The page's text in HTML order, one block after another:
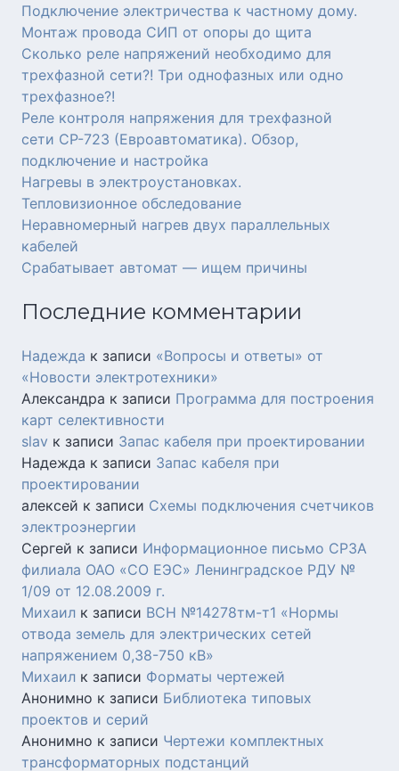
Подключение электричества к частному дому.
Монтаж провода СИП от опоры до щита
Сколько реле напряжений необходимо для
трехфазной сети?! Три однофазных или одно
трехфазное?!
Реле контроля напряжения для трехфазной
сети СР-723 (Евроавтоматика). Обзор,
подключение и настройка
Нагревы в электроустановках.
Тепловизионное обследование
Неравномерный нагрев двух параллельных
кабелей
Срабатывает автомат — ищем причины
Последние комментарии
Надежда к записи «Вопросы и ответы» от
«Новости электротехники»
Александра к записи Программа для построения
карт селективности
slav к записи Запас кабеля при проектировании
Надежда к записи Запас кабеля при
проектировании
алексей к записи Схемы подключения счетчиков
электроэнергии
Сергей к записи Информационное письмо СРЗА
филиала ОАО «СО ЕЭС» Ленинградское РДУ №
1/09 от 12.08.2009 г.
Михаил к записи ВСН №14278тм-т1 «Нормы
отвода земель для электрических сетей
напряжением 0,38-750 кВ»
Михаил к записи Форматы чертежей
Анонимно к записи Библиотека типовых
проектов и серий
Анонимно к записи Чертежи комплектных
трансформаторных подстанций